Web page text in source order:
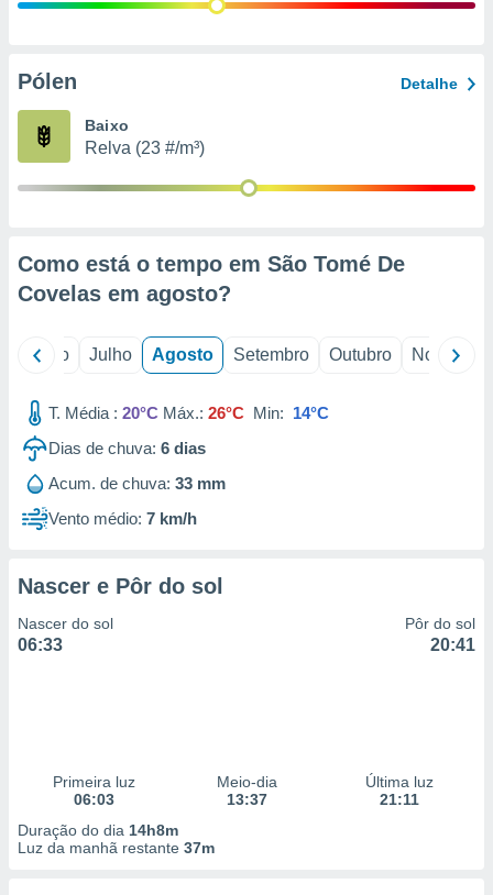
e
de
Pólen Detalhe
Baixo
Relva (23 #/m³)
Como está o tempo em São Tomé De
Covelas em agosto?
Junho Julho Agosto Setembro Outubro Novembro
T. Média : 20°C Máx.: 26°C Min: 14°C
Dias de chuva: 6 dias
Acum. de chuva: 33 mm
Vento médio: 7 km/h
Nascer e Pôr do sol
Nascer do sol
06:33
Pôr do sol
20:41
Primeira luz
06:03
Meio-dia
13:37
Última luz
21:11
Duração do dia 14h8m
Luz da manhã restante 37m